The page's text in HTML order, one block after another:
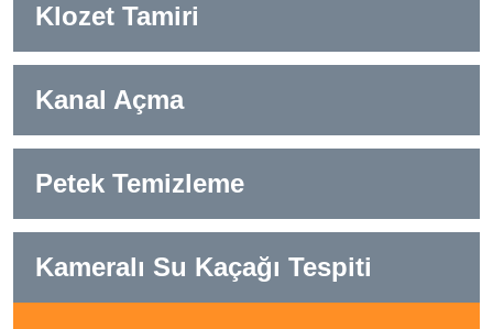
Klozet Tamiri
Kanal Açma
Petek Temizleme
Kameralı Su Kaçağı Tespiti